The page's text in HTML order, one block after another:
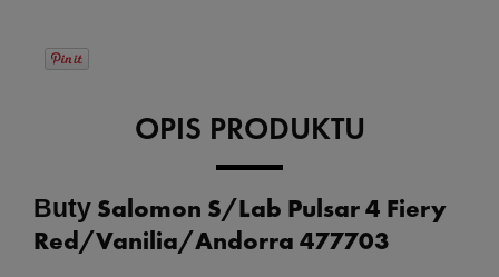
OPIS PRODUKTU
Buty Salomon S/Lab Pulsar 4 Fiery
Red/Vanilia/Andorra 477703